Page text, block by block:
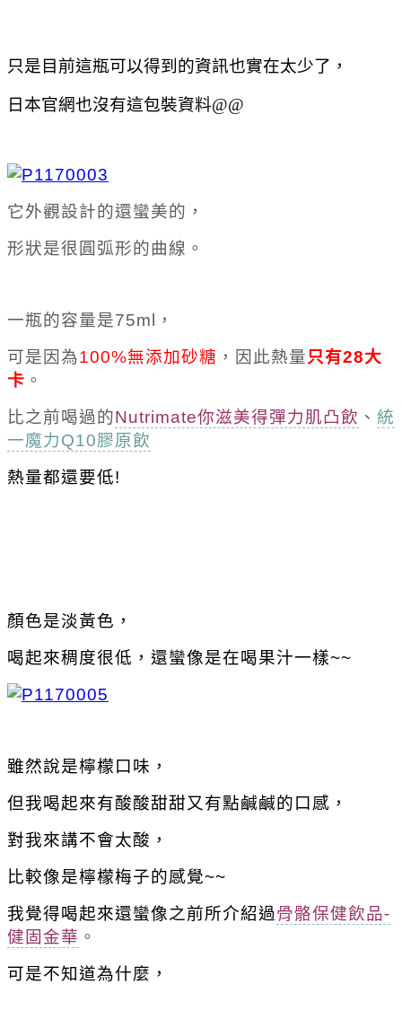
只是目前這瓶可以得到的資訊也實在太少了，
日本官網也沒有這包裝資料@@
它外觀設計的還蠻美的，
形狀是很圓弧形的曲線。
一瓶的容量是75ml，
可是因為100%無添加砂糖 ，因此熱量 只有28大
卡 。
比之前喝過的Nutrimate你滋美得彈力肌凸飲 、 統
一魔力Q10膠原飲
熱量都還要低!
顏色是淡黃色，
喝起來稠度很低，還蠻像是在喝果汁一樣~~
雖然說是檸檬口味，
但我喝起來有酸酸甜甜又有點鹹鹹的口感，
對我來講不會太酸，
比較像是檸檬梅子的感覺~~
我覺得喝起來還蠻像之前所介紹過骨骼保健飲品-
健固金華 。
可是不知道為什麼，